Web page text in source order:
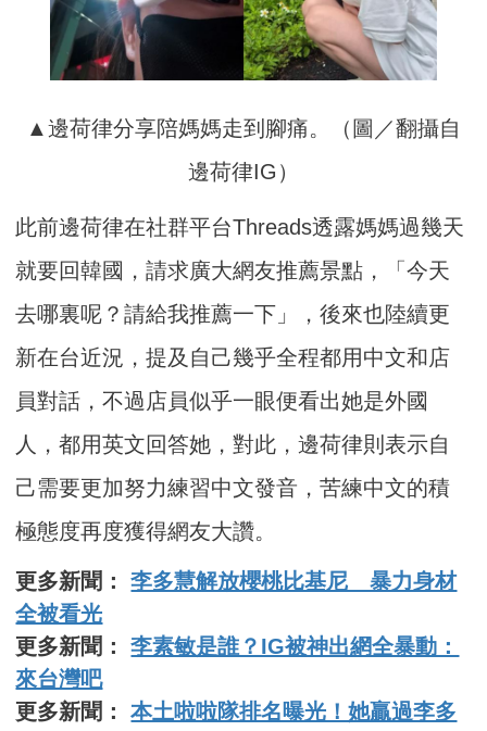
▲邊荷律分享陪媽媽走到腳痛。（圖／翻攝自
邊荷律IG）
此前邊荷律在社群平台Threads透露媽媽過幾天
就要回韓國，請求廣大網友推薦景點，「今天
去哪裏呢？請給我推薦一下」，後來也陸續更
新在台近況，提及自己幾乎全程都用中文和店
員對話，不過店員似乎一眼便看出她是外國
人，都用英文回答她，對此，邊荷律則表示自
己需要更加努力練習中文發音，苦練中文的積
極態度再度獲得網友大讚。
更多新聞：李多慧解放櫻桃比基尼 暴力身材
全被看光
更多新聞：李素敏是誰？IG被神出網全暴動：
來台灣吧
更多新聞：本土啦啦隊排名曝光！她贏過李多